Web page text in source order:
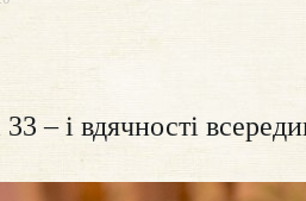
33 – і вдячності